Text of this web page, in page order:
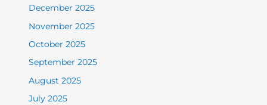
December 2025
November 2025
October 2025
September 2025
August 2025
July 2025